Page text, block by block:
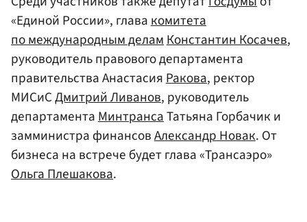
«Единой России», главакомитета
по международным деламКонстантин Косачев,
руководитель правового департамента
правительства АнастасияРакова, ректор
МИСиСДмитрий Ливанов, руководитель
департаментаМинтрансаТатьяна Горбачик и
замминистра финансовАлександр Новак. От
бизнеса на встрече будет глава «Трансаэро»
Ольга Плешакова.